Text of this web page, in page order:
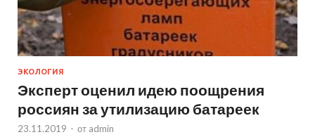
ЭКОЛОГИЯ
Эксперт оценил идею поощрения
россиян за утилизацию батареек
23.11.2019 - от admin